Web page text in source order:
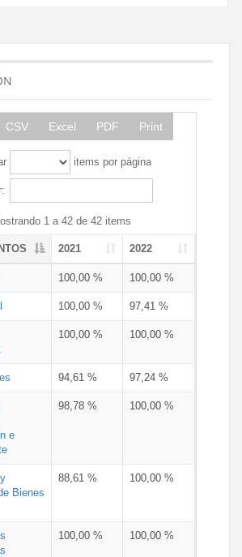
CSV Excel PDF Print
items por página
1 a 42 de 42 items
2021 2022
100,00 % 100,00 %
100,00 % 97,41 %
100,00 % 100,00 %
94,61 % 97,24 %
e
98,78 % 100,00 %
Bienes
88,61 % 100,00 %
100,00 % 100,00 %